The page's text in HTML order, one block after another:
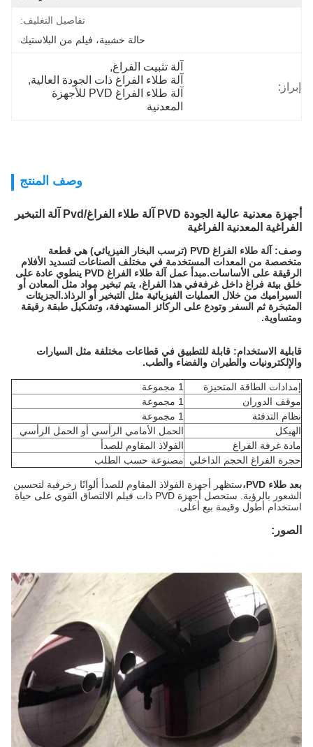
تفاصيل التغليف:
حالة خشبية، فيلم من البلاستيك
إبراز:
آلة تثبيت الفراغ,
آلة طلاء الفراغ ذات الجودة العالية,
آلة طلاء الفراغ PVD للأجهزة
المعدنية
وصف المنتج
أجهزة معدنية عالية الجودة PVD آلة طلاء الفراغ/Pvd آلة التبخير
الفراغية المعدنية الفراغية
وصف: آلة طلاء الفراغ PVD (ترسب البخار الفيزيائي) هي قطعة
متخصصة من المعدات المستخدمة في مختلف الصناعات لتسديد الأفلام
الرقيقة على الأساسات.مبدأ عمل آلة طلاء الفراغ PVD ينطوي عادة على
خلق بيئة فراغ داخل غرفةفي هذا الفراغ، يتم تبخير مواد مثل المعادن أو
السيراميك من خلال العمليات الفيزيائية مثل التبخير أو الرذاذ.الجزيئات
المتبخرة ثم السفر وتودع على الركائز المستهدفة، وتشكيل طبقة رقيقة
ومتساوية.
قابلية الاستخدام: قابلة للتطبيق في قطاعات مختلفة مثل السيارات
والإلكترونيات والطيران والفضاء والطب.
إمدادات الطاقة المتحيزة
موقف الدوران
نظام التدفئة
الهيكل
الحمل الأمامي الرأسي أو الحمل الرأسي
مادة غرفة الفراغ
الفولاذ المقاوم للصدأ
حجرة الفراغ الحجم الداخلي
مصنوعة حسب الطلب
بعد طلاء PVD،
ستظهر أجهزة الفولاذ المقاوم للصدأ ألوانًا زخرفية لتحسين
الشعور بالرؤية. ستحصل أجهزة PVD ذات فيلم الالتصاق القوي على حياة
استخدام أطول وقيمة بيع أعلى.
الصور: